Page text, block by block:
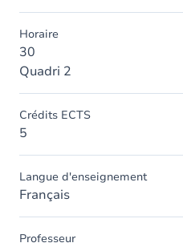
Horaire
30
Quadri 2
Crédits ECTS
5
Langue d'enseignement
Français
Professeur